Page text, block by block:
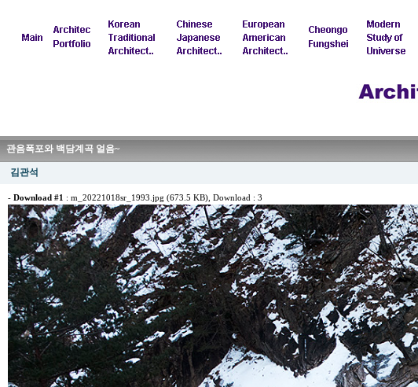
관음폭포와 백담계곡 얼음~
김관석
- Download #1 : m_20221018sr_1993.jpg (673.5 KB) , Download : 3